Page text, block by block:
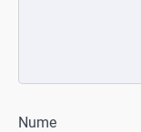
Nume